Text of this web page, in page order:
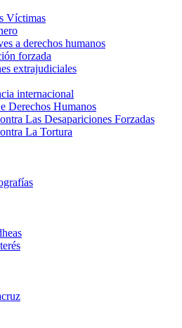
Víctimas
a derechos humanos
forzada​
extrajudiciales
internacional
Derechos Humanos​
Las Desapariciones Forzadas
La Tortura​